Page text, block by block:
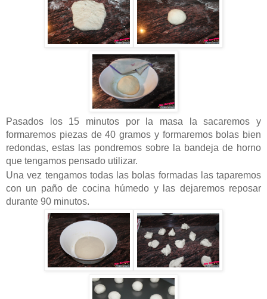
Pasados los 15 minutos por la masa la sacaremos y
formaremos piezas de 40 gramos y formaremos bolas bien
redondas, estas las pondremos sobre la bandeja de horno
que tengamos pensado utilizar.
Una vez tengamos todas las bolas formadas las taparemos
con un paño de cocina húmedo y las dejaremos reposar
durante 90 minutos.